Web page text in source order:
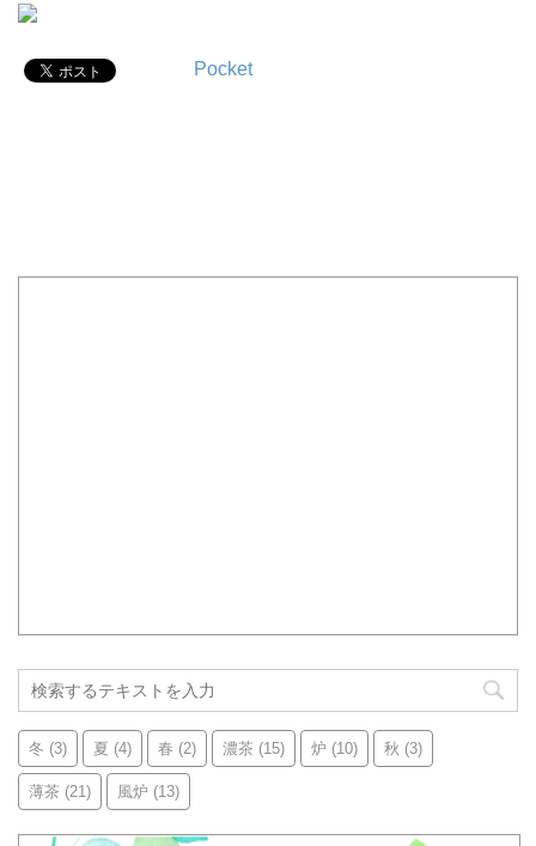
Pocket
冬 (3) 夏 (4) 春 (2) 濃茶 (15) 炉 (10) 秋 (3)
薄茶 (21) 風炉 (13)